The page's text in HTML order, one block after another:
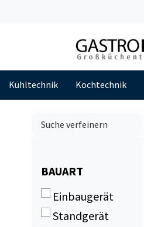
Kühltechnik Kochtechnik
Suche verfeinern
BAUART
BAUART
Einbaugerät
Standgerät